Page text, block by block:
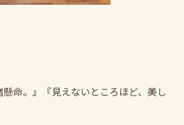
懸命。』『見えないところほど、美し